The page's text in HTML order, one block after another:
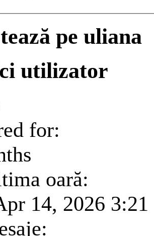
pe uliana
utilizator
for:
oară:
14, 2026 3:21